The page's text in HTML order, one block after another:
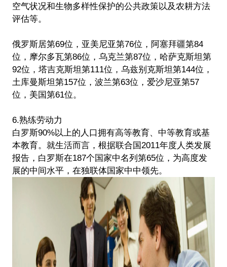
空气状况和生物多样性保护的公共政策以及农耕方法
评估等。
俄罗斯居第69位，亚美尼亚第76位，阿塞拜疆第84
位，摩尔多瓦第86位，乌克兰第87位，哈萨克斯坦第
92位，塔吉克斯坦第111位，乌兹别克斯坦第144位，
土库曼斯坦第157位，波兰第63位，爱沙尼亚第57
位，美国第61位。
6.熟练劳动力
白罗斯90%以上的人口拥有高等教育、中等教育或基
本教育。就生活而言，根据联合国2011年度人类发展
报告，白罗斯在187个国家中名列第65位，为高度发
展的中间水平，在独联体国家中中领先。